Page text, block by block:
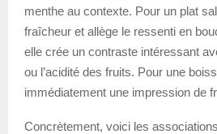
menthe au contexte. Pour un plat
fraîcheur et allège le ressenti en
elle crée un contraste intéressant
ou l’acidité des fruits. Pour une
immédiatement une impression de
Concrètement, voici les